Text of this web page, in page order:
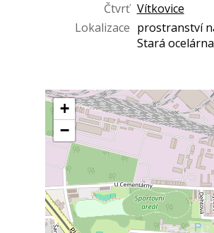
Čtvrť Vítkovice
Lokalizace prostranství
Stará ocelárna
+
−